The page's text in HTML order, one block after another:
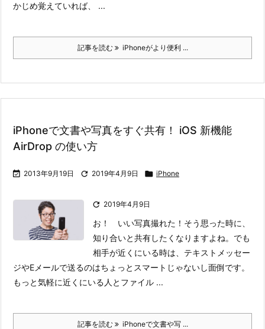
かじめ覚えていれば、 ...
記事を読む iPhoneがより便利 ...
iPhoneで文書や写真をすぐ共有！ iOS 新機能
AirDrop の使い方
 2013年9月19日  2019年4月9日  iPhone
 2019年4月9日
お！ いい写真撮れた！ そう思った時に、
知り合いと共有したくなりますよね。でも
相手が近くにいる時は、テキストメッセー
ジやEメールで送るのはちょっとスマートじゃないし面倒です。
もっと気軽に近くにいる人とファイル ...
記事を読む iPhoneで文書や写 ...